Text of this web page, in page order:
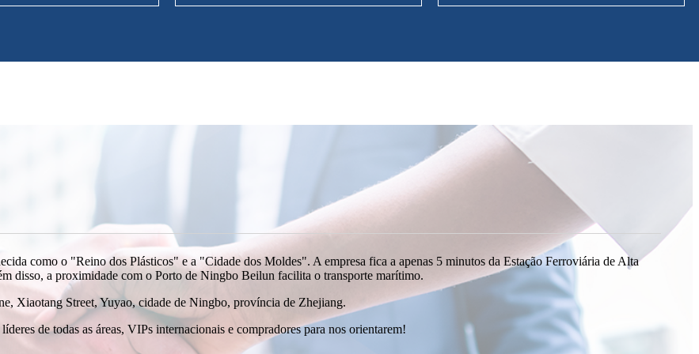
como o "Reino dos Plásticos" e a "Cidade dos Moldes". A empresa fica a apenas 5 minutos da Estação Ferroviária de Alta
disso, a proximidade com o Porto de Ningbo Beilun facilita o transporte marítimo.
Xiaotang Street, Yuyao, cidade de Ningbo, província de Zhejiang.
de todas as áreas, VIPs internacionais e compradores para nos orientarem!